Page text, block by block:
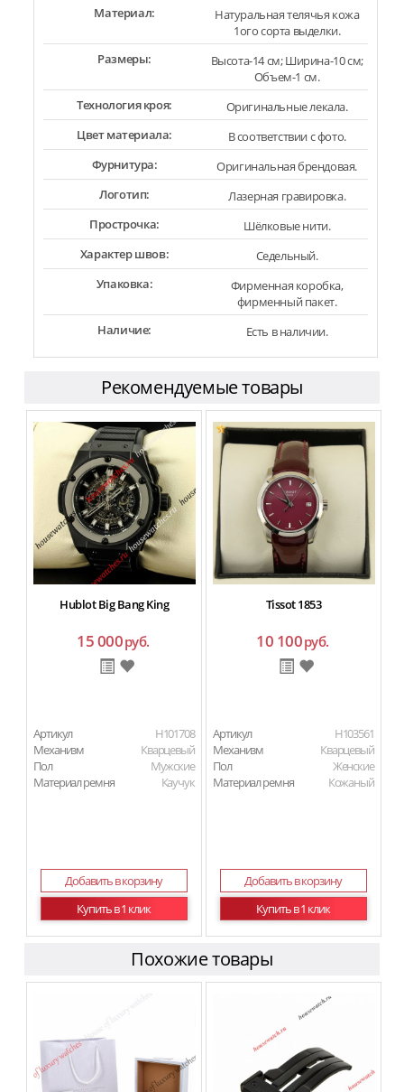
Материал:
Натуральная телячья кожа
1ого сорта выделки.
Размеры:
Высота-14 см; Ширина-10 см;
Объем-1 см.
Технология кроя:
Оригинальные лекала.
Цвет материала:
В соответствии с фото.
Фурнитура:
Оригинальная брендовая.
Логотип:
Лазерная гравировка.
Прострочка:
Шёлковые нити.
Характер швов:
Седельный.
Упаковка:
Фирменная коробка,
фирменный пакет.
Наличие:
Есть в наличии.
Рекомендуемые товары
Hublot Big Bang King
15 000руб.
Артикул
H101708
Механизм
Кварцевый
Пол
Мужские
Материал ремня
Каучук
Добавить в корзину
Купить в 1 клик
Tissot 1853
10 100руб.
Артикул
H103561
Механизм
Кварцевый
Пол
Женские
Материал ремня
Кожаный
Добавить в корзину
Купить в 1 клик
Похожие товары